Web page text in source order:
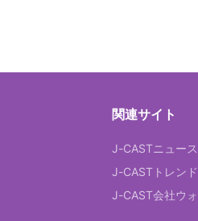
関連サイト
J-CASTニュース
J-CASTトレンド
J-CAST会社ウ